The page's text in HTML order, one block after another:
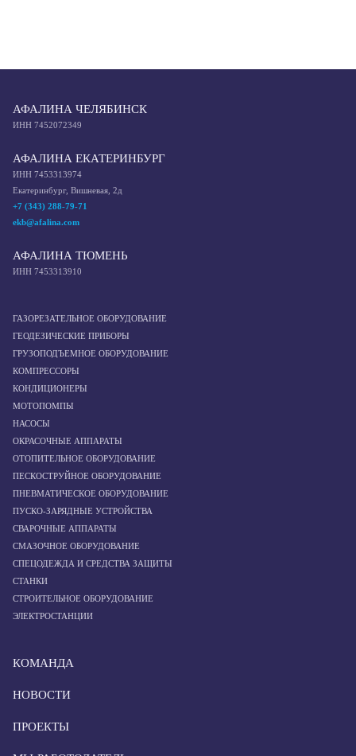
АФАЛИНА ЧЕЛЯБИНСК
ИНН 7452072349
АФАЛИНА ЕКАТЕРИНБУРГ
ИНН 7453313974
Екатеринбург, Вишневая, 2д
+7 (343) 288-79-71
ekb@afalina.com
АФАЛИНА ТЮМЕНЬ
ИНН 7453313910
ГАЗОРЕЗАТЕЛЬНОЕ ОБОРУДОВАНИЕ
ГЕОДЕЗИЧЕСКИЕ ПРИБОРЫ
ГРУЗОПОДЪЕМНОЕ ОБОРУДОВАНИЕ
КОМПРЕССОРЫ
КОНДИЦИОНЕРЫ
МОТОПОМПЫ
НАСОСЫ
ОКРАСОЧНЫЕ АППАРАТЫ
ОТОПИТЕЛЬНОЕ ОБОРУДОВАНИЕ
ПЕСКОСТРУЙНОЕ ОБОРУДОВАНИЕ
ПНЕВМАТИЧЕСКОЕ ОБОРУДОВАНИЕ
ПУСКО-ЗАРЯДНЫЕ УСТРОЙСТВА
СВАРОЧНЫЕ АППАРАТЫ
СМАЗОЧНОЕ ОБОРУДОВАНИЕ
СПЕЦОДЕЖДА И СРЕДСТВА ЗАЩИТЫ
СТАНКИ
СТРОИТЕЛЬНОЕ ОБОРУДОВАНИЕ
ЭЛЕКТРОСТАНЦИИ
КОМАНДА
НОВОСТИ
ПРОЕКТЫ